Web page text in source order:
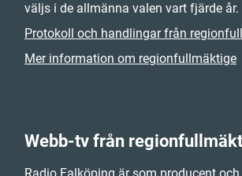
väljs i de allmänna valen vart fjärde år.
Protokoll och handlingar från
Mer information om regionfullmäktige
Webb-tv från